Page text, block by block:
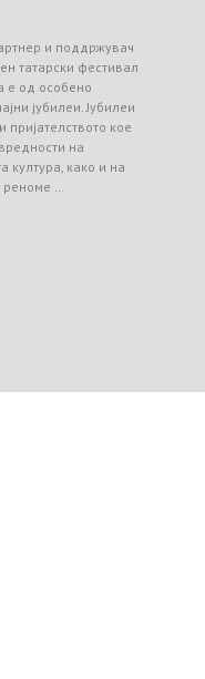
и поддржувач
татарски фестивал
е од особено
јубилеи. Јубилеи
пријателството кое
на
култура, како и на
реноме …